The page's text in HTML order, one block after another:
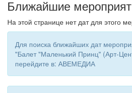
Ближайшие
На этой странице нет дат для этого
Для поиска ближайших дат
"Балет "Маленький Принц" (Арт-
перейдите в: АВЕМЕДИА